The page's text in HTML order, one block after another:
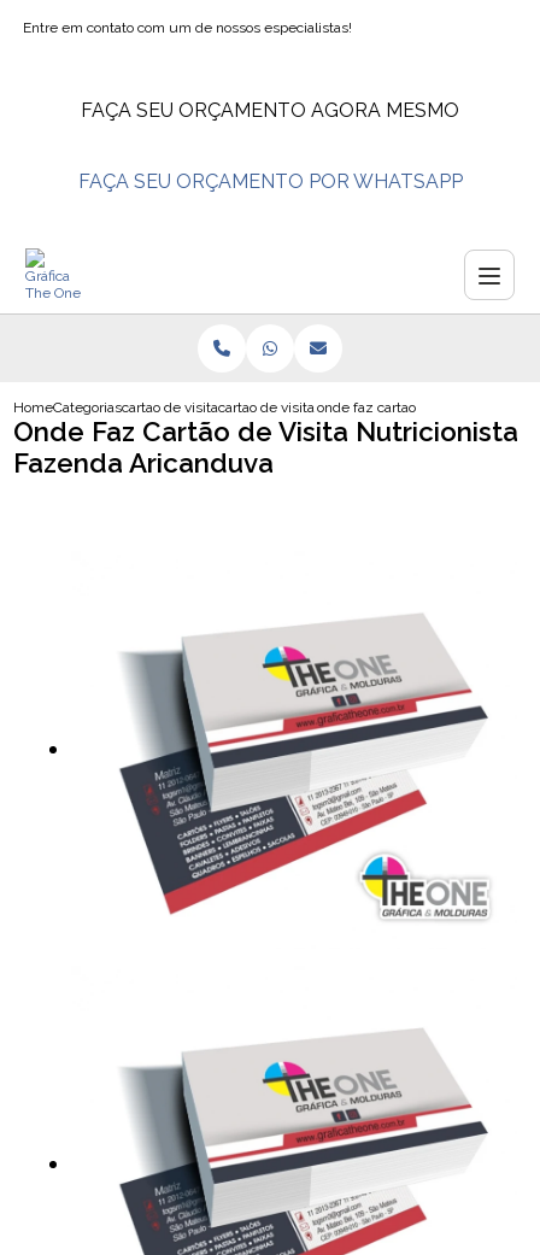
Entre em contato com um de nossos especialistas!
FAÇA SEU ORÇAMENTO AGORA MESMO
FAÇA SEU ORÇAMENTO POR WHATSAPP
HomeCategoriascartao de visitacartao de visita nutricionista
onde faz cartao de visita
Onde Faz Cartão de Visita Nutricionista
Fazenda Aricanduva